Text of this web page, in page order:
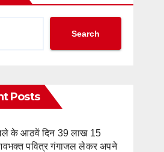
Search
Posts
के आठवें दिन 39 लाख 15
पवित्र गंगाजल लेकर अपने